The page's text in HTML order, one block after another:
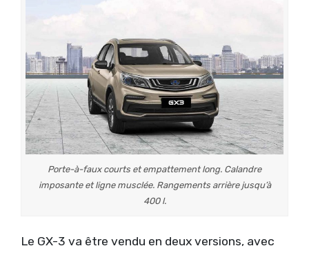
Porte-à-faux courts et empattement long. Calandre
imposante et ligne musclée. Rangements arrière jusqu’à
400 l.
Le GX-3 va être vendu en deux versions, avec